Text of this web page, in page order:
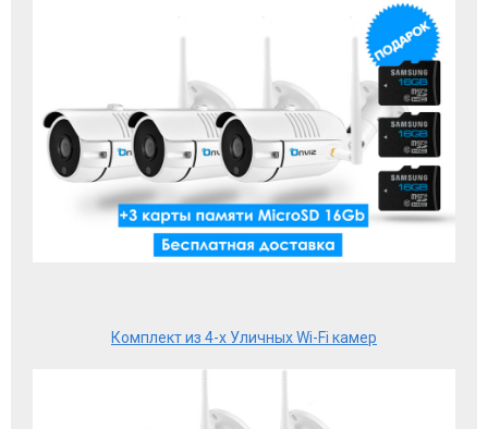
Комплект из 4-х Уличных Wi-Fi камер